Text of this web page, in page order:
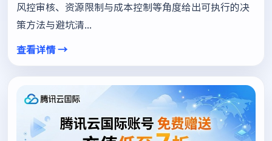
风控审核、资源限制与成本控制等角度给出可执行的决
策方法与避坑清...
查看详情 →